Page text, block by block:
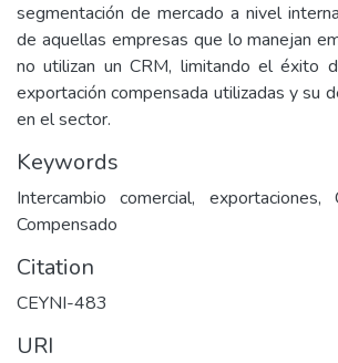
segmentación de mercado a nivel
de aquellas empresas que lo manejan
no utilizan un CRM, limitando el éxito
exportación compensada utilizadas y su
en el sector.
Keywords
Intercambio comercial, exportaciones,
Compensado
Citation
CEYNI-483
URI